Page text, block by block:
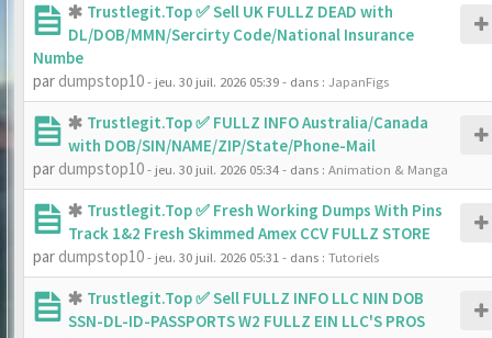
Trustlegit.Top ✅ Sell UK FULLZ DEAD with
DL/DOB/MMN/Sercirty Code/National Insurance
Numbe
par dumpstop10- jeu. 30 juil. 2026 05:39- dans : JapanFigs
Trustlegit.Top ✅ FULLZ INFO Australia/Canada
with DOB/SIN/NAME/ZIP/State/Phone-Mail
par dumpstop10- jeu. 30 juil. 2026 05:34- dans : Animation & Manga
Trustlegit.Top ✅ Fresh Working Dumps With Pins
Track 1&2 Fresh Skimmed Amex CCV FULLZ STORE
par dumpstop10- jeu. 30 juil. 2026 05:31 - dans : Tutoriels
Trustlegit.Top ✅ Sell FULLZ INFO LLC NIN DOB
SSN-DL-ID-PASSPORTS W2 FULLZ EIN LLC'S PROS